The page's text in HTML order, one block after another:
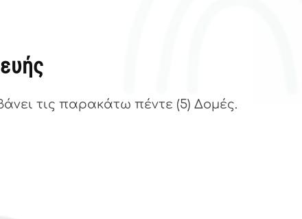
τις παρακάτω πέντε (5) Δομές.